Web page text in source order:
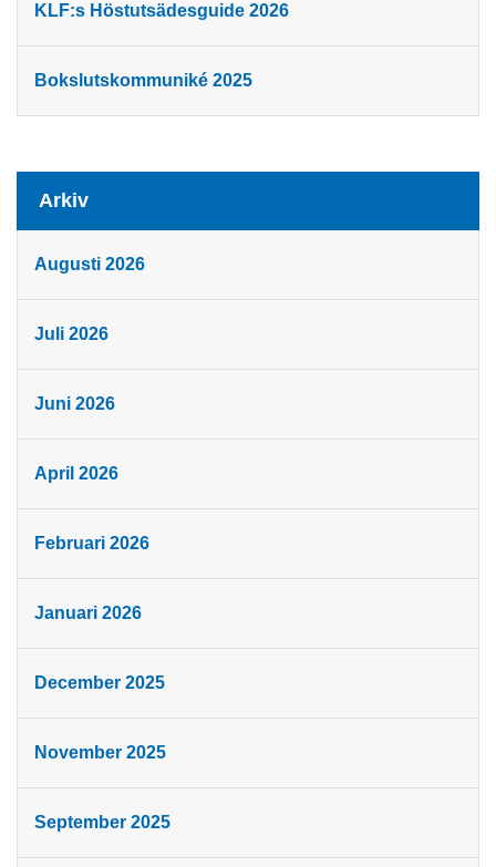
KLF:s Höstutsädesguide 2026
Bokslutskommuniké 2025
Arkiv
Augusti 2026
Juli 2026
Juni 2026
April 2026
Februari 2026
Januari 2026
December 2025
November 2025
September 2025